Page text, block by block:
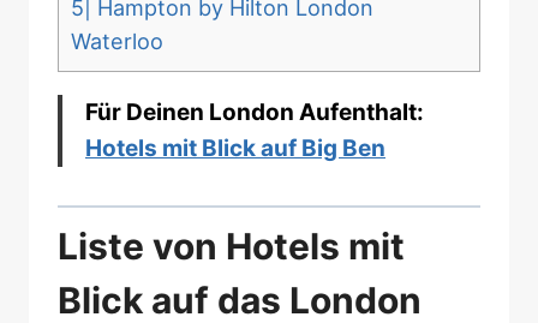
5| Hampton by Hilton London
Waterloo
Für Deinen London Aufenthalt:
Hotels mit Blick auf Big Ben
Liste von Hotels mit
Blick auf das London